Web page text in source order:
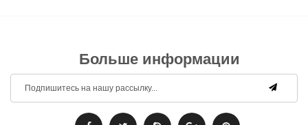
Больше информации